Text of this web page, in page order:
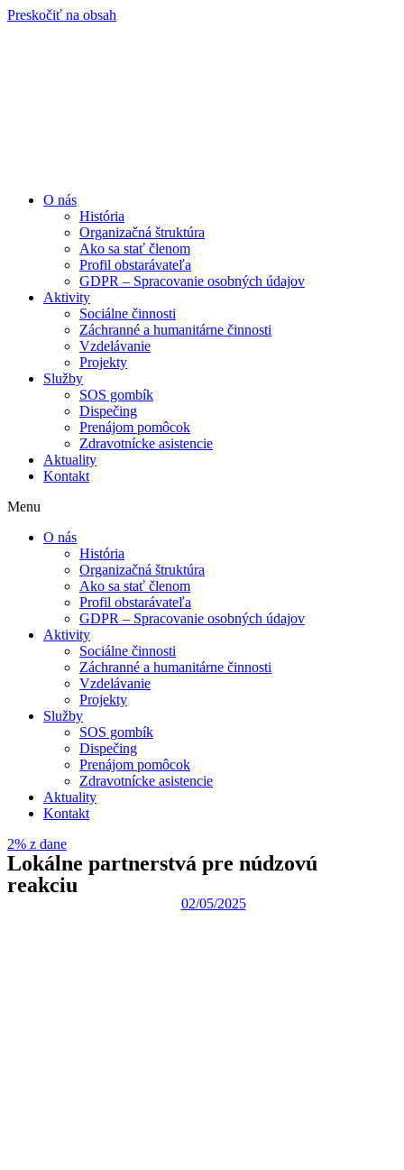
Preskočiť na obsah
O nás
História
Organizačná štruktúra
Ako sa stať členom
Profil obstarávateľa
GDPR – Spracovanie osobných údajov
Aktivity
Sociálne činnosti
Záchranné a humanitárne činnosti
Vzdelávanie
Projekty
Služby
SOS gombík
Dispečing
Prenájom pomôcok
Zdravotnícke asistencie
Aktuality
Kontakt
Menu
O nás
História
Organizačná štruktúra
Ako sa stať členom
Profil obstarávateľa
GDPR – Spracovanie osobných údajov
Aktivity
Sociálne činnosti
Záchranné a humanitárne činnosti
Vzdelávanie
Projekty
Služby
SOS gombík
Dispečing
Prenájom pomôcok
Zdravotnícke asistencie
Aktuality
Kontakt
2% z dane
Lokálne partnerstvá pre núdzovú
reakciu
02/05/2025
Nevyhnutné
Tieto súbory
cookie nie sú
voliteľné. Sú
potrebné pre
fungovanie
webovej
stránky.
Štatistiky
Aby sme
mohli
funkčnosť
a štruktúru
webovej
stránky na
základe
spôsobu
používania
webovej
stránky.